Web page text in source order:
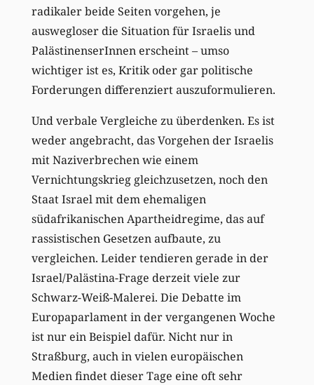
radikaler beide Seiten vorgehen, je
auswegloser die Situation für Israelis und
PalästinenserInnen erscheint – umso
wichtiger ist es, Kritik oder gar politische
Forderungen differenziert auszuformulieren.
Und verbale Vergleiche zu überdenken. Es ist
weder angebracht, das Vorgehen der Israelis
mit Naziverbrechen wie einem
Vernichtungskrieg gleichzusetzen, noch den
Staat Israel mit dem ehemaligen
südafrikanischen Apartheidregime, das auf
rassistischen Gesetzen aufbaute, zu
vergleichen. Leider tendieren gerade in der
Israel/Palästina-Frage derzeit viele zur
Schwarz-Weiß-Malerei. Die Debatte im
Europaparlament in der vergangenen Woche
ist nur ein Beispiel dafür. Nicht nur in
Straßburg, auch in vielen europäischen
Medien findet dieser Tage eine oft sehr